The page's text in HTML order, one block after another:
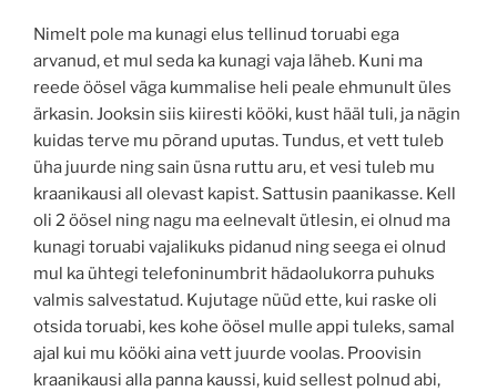
Nimelt pole ma kunagi elus tellinud toruabi ega
arvanud, et mul seda ka kunagi vaja läheb. Kuni ma
reede öösel väga kummalise heli peale ehmunult üles
ärkasin. Jooksin siis kiiresti kööki, kust hääl tuli, ja nägin
kuidas terve mu põrand uputas. Tundus, et vett tuleb
üha juurde ning sain üsna ruttu aru, et vesi tuleb mu
kraanikausi all olevast kapist. Sattusin paanikasse. Kell
oli 2 öösel ning nagu ma eelnevalt ütlesin, ei olnud ma
kunagi toruabi vajalikuks pidanud ning seega ei olnud
mul ka ühtegi telefoninumbrit hädaolukorra puhuks
valmis salvestatud. Kujutage nüüd ette, kui raske oli
otsida toruabi, kes kohe öösel mulle appi tuleks, samal
ajal kui mu kööki aina vett juurde voolas. Proovisin
kraanikausi alla panna kaussi, kuid sellest polnud abi,